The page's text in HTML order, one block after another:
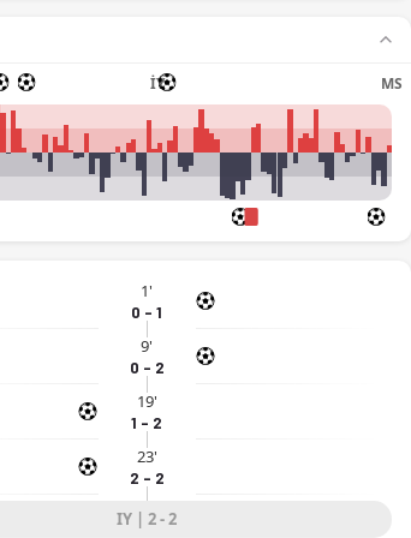
İY MS
1'
0 - 1
9'
0 - 2
19'
1 - 2
23'
2 - 2
IY | 2 - 2